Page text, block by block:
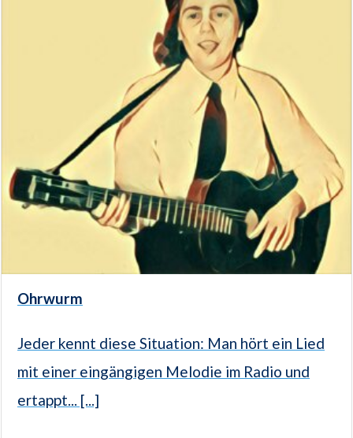
Ohrwurm
Jeder kennt diese Situation: Man hört ein Lied
mit einer eingängigen Melodie im Radio und
ertappt... [...]